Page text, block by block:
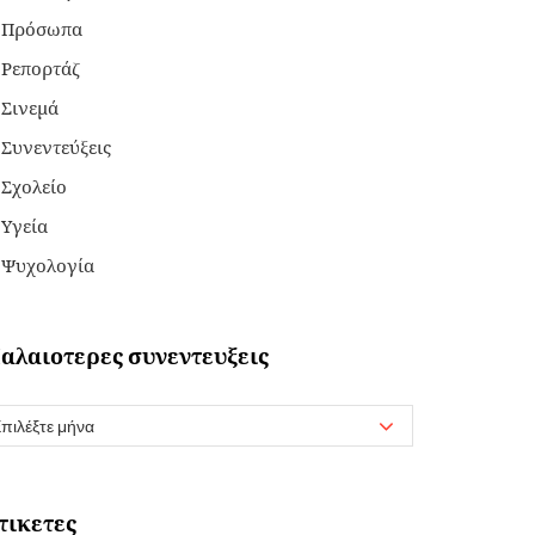
Πρόσωπα
Ρεπορτάζ
Σινεμά
Συνεντεύξεις
Σχολείο
Υγεία
Ψυχολογία
συνεντευξεις